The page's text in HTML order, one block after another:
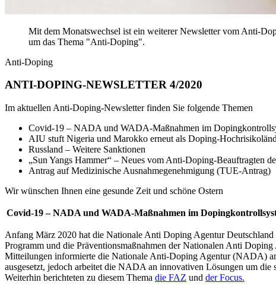
Mit dem Monatswechsel ist ein weiterer Newsletter vom Anti-
um das Thema "Anti-Doping".
Anti-Doping
ANTI-DOPING-NEWSLETTER 4/2020
Im aktuellen Anti-Doping-Newsletter finden Sie folgende Themen
Covid-19 – NADA und WADA-Maßnahmen im
AIU stuft Nigeria und Marokko erneut als Doping-
Russland – Weitere Sanktionen
„Sun Yangs Hammer“ – Neues vom Anti-Doping-Beauftragten
Antrag auf Medizinische Ausnahmegenehmigung (TUE-Antrag)
Wir wünschen Ihnen eine gesunde Zeit und schöne Ostern
Covid-19 – NADA und WADA-Maßnahmen im
Anfang März 2020 hat die Nationale Anti Doping Agentur
Programm und die Präventionsmaßnahmen der Nationalen Anti
Mitteilungen informierte die Nationale Anti-Doping Agentur (NADA)
ausgesetzt, jedoch arbeitet die NADA an innovativen Lösungen um
Weiterhin berichteten zu diesem Thema die FAZ und der Focus.